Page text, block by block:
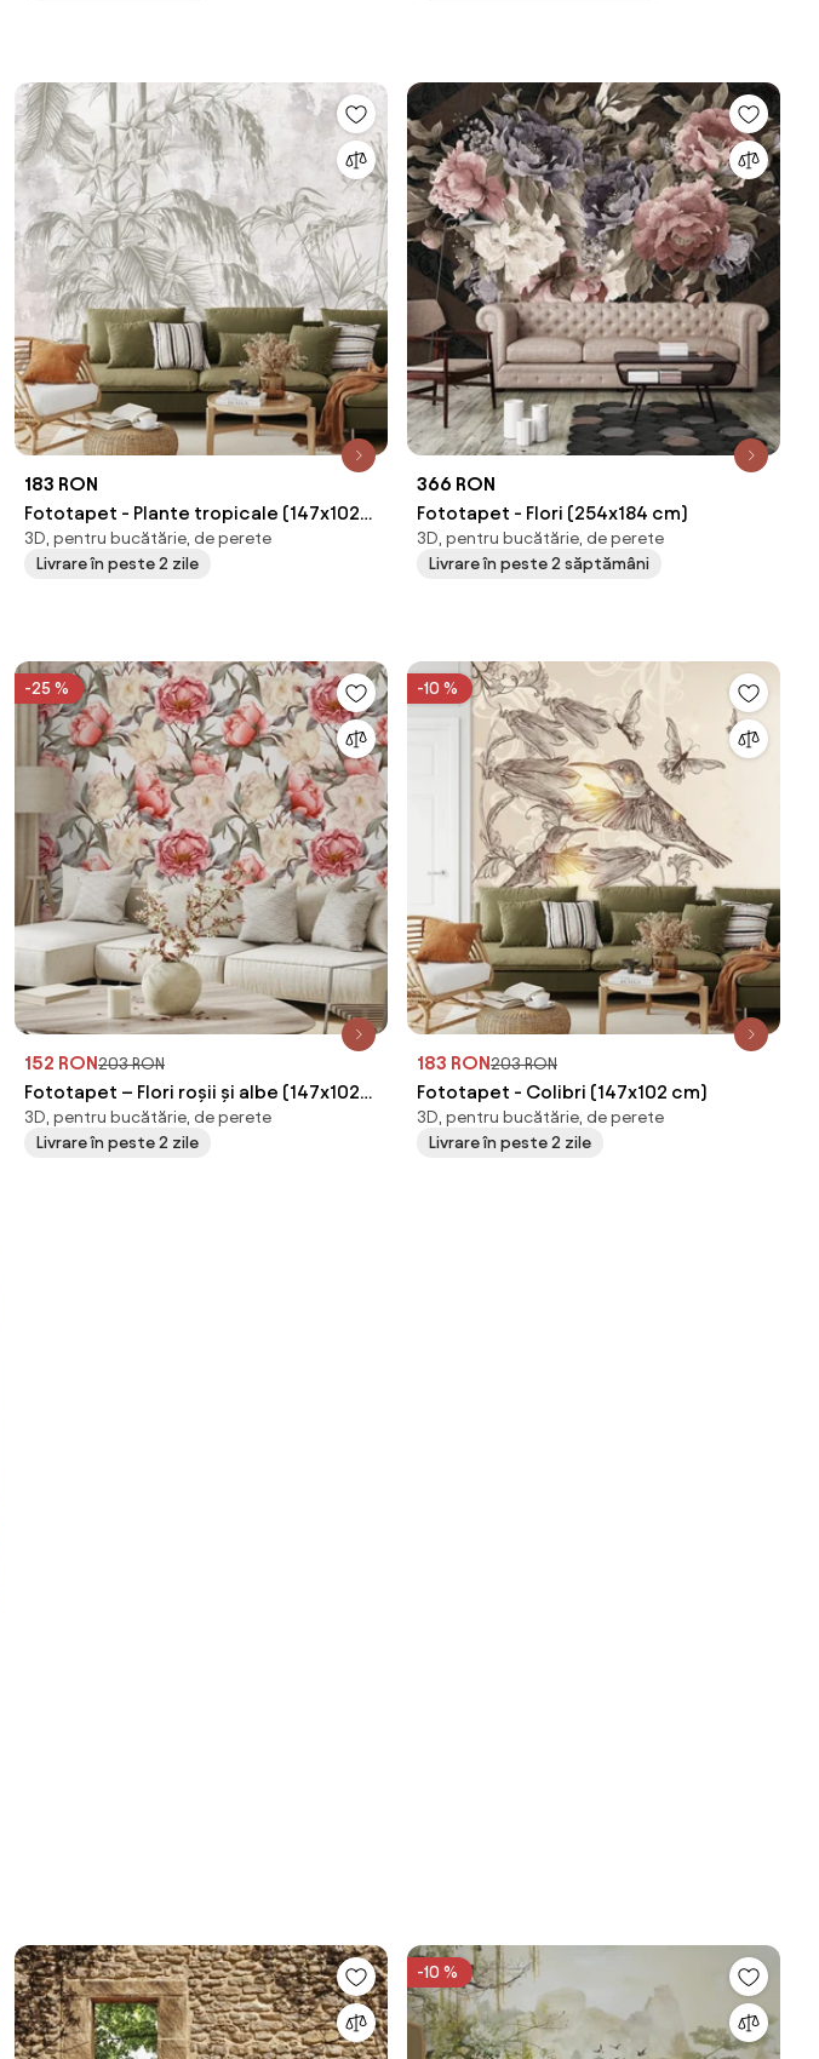
183 RON
Fototapet - Plante tropicale (147x102
cm)
3D, pentru bucătărie, de perete
Livrare în peste 2 zile
366 RON
Fototapet - Flori (254x184 cm)
3D, pentru bucătărie, de perete
Livrare în peste 2 săptămâni
-25 %
152 RON203 RON
Fototapet – Flori roșii și albe (147x102
cm)
3D, pentru bucătărie, de perete
Livrare în peste 2 zile
-10 %
183 RON203 RON
Fototapet - Colibri (147x102 cm)
3D, pentru bucătărie, de perete
Livrare în peste 2 zile
-10 %